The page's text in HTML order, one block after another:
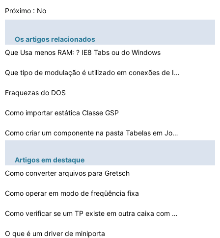
Próximo : No
Os artigos relacionados
Que Usa menos RAM: ? IE8 Tabs ou do Windows
Que tipo de modulação é utilizado em conexões de In…
Fraquezas do DOS
Como importar estática Classe GSP
Como criar um componente na pasta Tabelas em Joomla 1.5…
Como fazer desfragmentação Como Administrador
O que é um driver de miniporta
Como programar Prom batatas fritas com uma bateria
Artigos em destaque
Como converter arquivos para Gretsch
Como operar em modo de freqüência fixa
Como verificar se um TP existe em outra caixa com SAP
O que é um driver de miniporta